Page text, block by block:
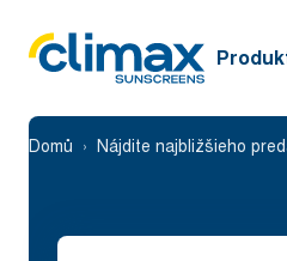
Domů Nájdite najbližšieho